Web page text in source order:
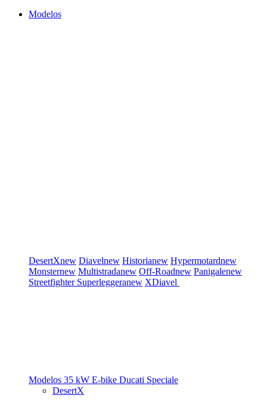
Modelos
DesertXnew Diavelnew Historianew Hypermotardnew
Monsternew Multistradanew Off-Roadnew Panigalenew
Streetfighter Superleggeranew XDiavel
Modelos 35 kW E-bike Ducati Speciale
DesertX